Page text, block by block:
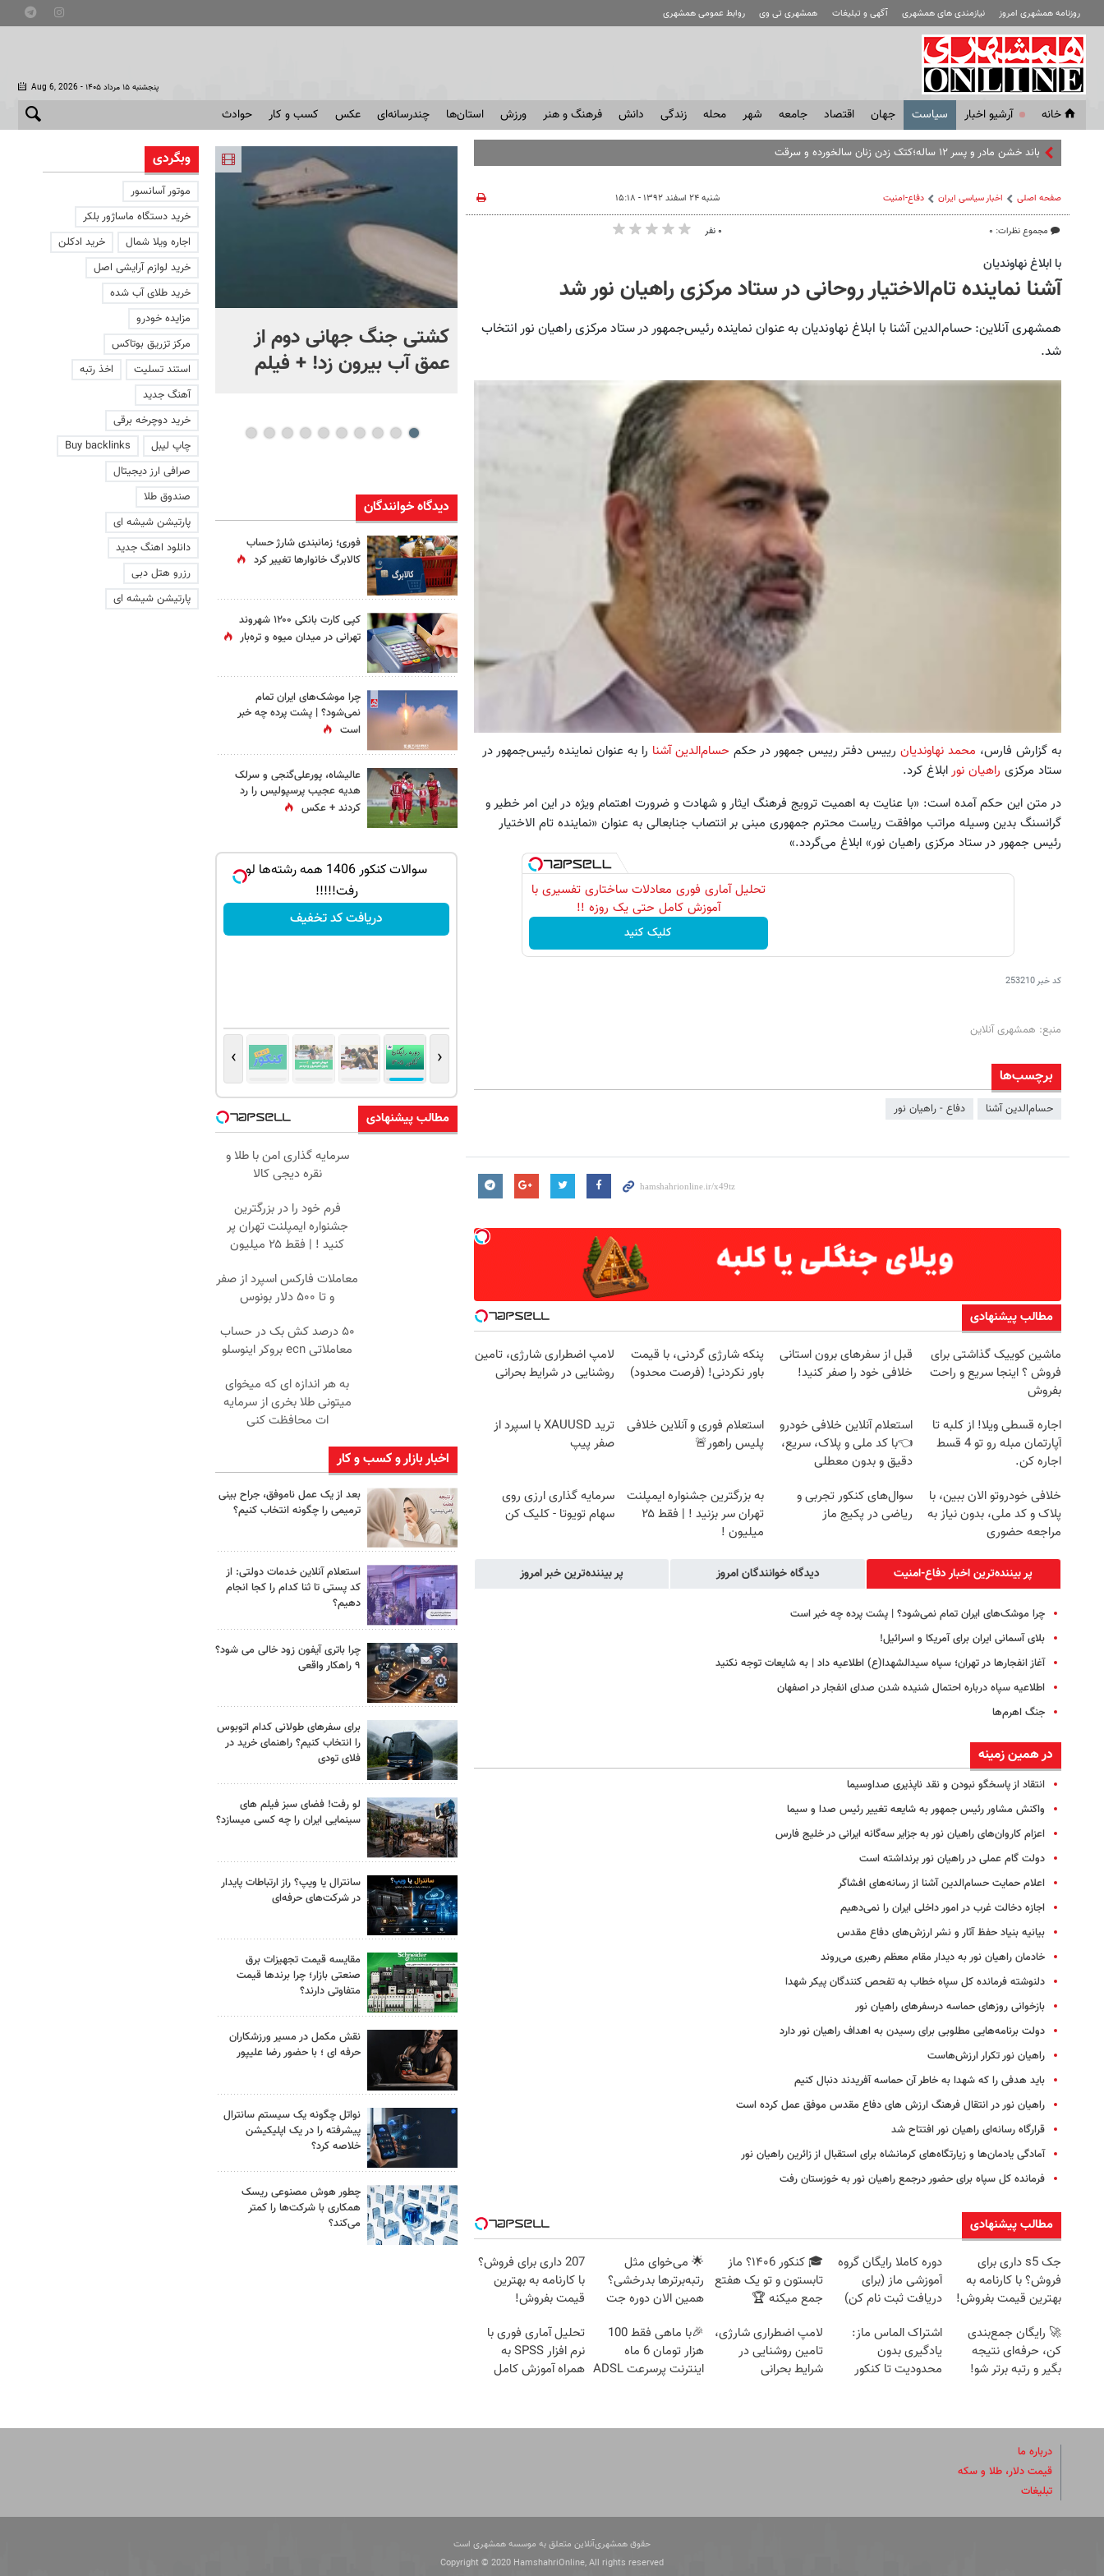
روزنامه همشهری امروز نیازمندی های همشهری آگهی و تبلیغات همشهری تی وی روابط عمومی همشهری
Aug 6, 2026 - پنجشنبه ۱۵ مرداد ۱۴۰۵
خانه آرشیو اخبار سياست جهان اقتصاد جامعه شهر محله زندگی دانش فرهنگ و هنر ورزش استان‌ها چندرسانه‌ای عکس کسب و کار حوادث
باند خشن مادر و پسر ۱۲ ساله؛‌کتک زدن زنان‌ سالخورده و سرقت
صفحه اصلی اخبار سیاسی ایران دفاع-امنیت
مجموع نظرات: ۰
شنبه ۲۴ اسفند ۱۳۹۲ - ۱۵:۱۸
۰ نفر
با ابلاغ نهاوندیان
آشنا نماینده تام‌الاختیار روحانی در ستاد مرکزی راهیان نور شد
همشهری آنلاین: حسام‌الدین آشنا با ابلاغ نهاوندیان به عنوان نماینده رئیس‌جمهور در ستاد مرکزی راهیان نور انتخاب
شد.
به گزارش فارس، محمد نهاوندیان رییس دفتر رییس جمهور در حکم حسام‌الدین آشنا را به عنوان نماینده رئیس‌جمهور در
ستاد مرکزی راهیان نورابلاغ کرد.
در متن این حکم آمده است: «با عنایت به اهمیت ترویج فرهنگ ایثار و شهادت و ضرورت اهتمام ویژه در این امر خطیر و
گرانسنگ بدین وسیله مراتب موافقت ریاست محترم جمهوری مبنی بر انتصاب جنابعالی به عنوان «نماینده تام الاختیار
رئیس جمهور در ستاد مرکزی راهیان نور» ابلاغ می‌گردد.»
تحلیل آماری فوری معادلات ساختاری تفسیری با
آموزش کامل حتی یک روزه !!
کلیک کنید
کد خبر253210
منبع: همشهری آنلاین
برچسب‌ها
حسام‌الدین آشنا دفاع - راهیان نور
مطالب پیشنهادی
ماشین کوییک گذاشتی برای
فروش ؟ اینجا سریع و راحت
بفروش
قبل از سفرهای برون استانی
خلافی خود را صفر کنید!
پنکه شارژی گردنی، با قیمت
باور نکردنی! (فرصت محدود)
لامپ اضطراری شارژی، تامین
روشنایی در شرایط بحرانی
اجاره‌ قسطی ویلا! از کلبه تا
آپارتمان مبله رو تو 4 قسط
اجاره کن.
استعلام آنلاین خلافی خودرو
👈با کد ملی و پلاک، سریع،
دقیق و بدون معطلی
استعلام فوری و آنلاین خلافی
پلیس راهور🚨
ترید XAUUSD با اسپرد از
صفر پیپ
خلافی خودروتو الان ببین، با
پلاک و کد ملی، بدون نیاز به
مراجعه حضوری
سوال‌های کنکور تجربی و
ریاضی در پکیج ماز
به بزرگترین جشنواره ایمپلنت
تهران سر بزنید ! | فقط ۲۵
میلیون !
سرمایه گذاری ارزی روی
سهام تویوتا - کلیک کن
پر بیننده‌ترین اخبار دفاع-امنیت دیدگاه خوانندگان امروز پر بیننده‌ترین خبر امروز
چرا موشک‌های ایران تمام نمی‌شود؟ | پشت پرده چه خبر است
بلای آسمانی ایران برای آمریکا و اسرائیل!
آغاز انفجارها در تهران؛ سپاه سیدالشهدا(ع) اطلاعیه داد | به شایعات توجه نکنید
اطلاعیه سپاه درباره احتمال شنیده شدن صدای انفجار در اصفهان
جنگ اهرم‌ها
در همین زمینه
انتقاد از پاسخگو نبودن و نقد ناپذیری صداوسیما
واکنش مشاور رئیس جمهور به شایعه تغییر رئیس صدا و سیما
اعزام کاروان‌های راهیان نور به جزایر سه‌گانه ایرانی در خلیج فارس
دولت گام عملی در راهیان نور برنداشته است
اعلام حمایت حسام‌الدین آشنا از رسانه‌های افشاگر
اجازه دخالت غرب در امور داخلی ایران را نمی‌دهیم
بیانیه بنیاد حفظ آثار و نشر ارزش‌های دفاع مقدس
خادمان راهیان نور به دیدار مقام معظم رهبری می‌روند
دلنوشته فرمانده کل سپاه خطاب به تفحص کنندگان پیکر شهدا
بازخوانی روزهای حماسه درسفرهای راهیان نور
دولت برنامه‌هایی مطلوبی برای رسیدن به اهداف راهیان نور دارد
راهیان نور تکرار ارزش‌هاست
باید هدفی را که شهدا به خاطر آن حماسه آفریدند دنبال کنیم
راهیان نور در انتقال فرهنگ ارزش های دفاع مقدس موفق عمل کرده است
قرارگاه رسانه‌ای راهیان نور افتتاح شد
آمادگی یادمان‌ها و زیارتگاه‌های کرمانشاه برای استقبال از زائرین راهیان نور
فرمانده کل سپاه برای حضور درجمع راهیان نور به خوزستان رفت
مطالب پیشنهادی
جک s5 داری برای
فروش؟ با کارنامه به
بهترین قیمت بفروش!
دوره کاملا رایگان گروه
آموزشی ماز (برای
دریافت ثبت نام کن)
🎓 کنکور ۱۴۰6؟ ماز
تابستون و تو یک هفتع
جمع میکنه 🏆
🌟 می‌خوای مثل
رتبه‌برترها بدرخشی؟
همین الان دوره جت
207 داری برای فروش؟
با کارنامه به بهترین
قیمت بفروش!
🚀 رایگان جمع‌بندی
کن، حرفه‌ای نتیجه
بگیر و رتبه برتر شو!
اشتراک الماس ماز:
یادگیری بدون
محدودیت تا کنکور
لامپ اضطراری شارژی،
تامین روشنایی در
شرایط بحرانی
🎉با ماهی فقط 100
هزار تومان 6 ماه
اینترنت پرسرعت ADSL
تحلیل آماری فوری با
نرم افزار SPSS به
همراه آموزش کامل
برخورد تاریخی موشک فالکون
کشتی‌ جنگ جهانی دوم از
عمق آب بیرون زد! + فیلم
افشای اطلاعات برای ترور
بارون ترامپ | ماجرای قرار
عاشقانه با یک زن
دیدگاه خوانندگان
فوری؛ زمانبندی‌ شارژ حساب
کالابرگ خانوارها تغییر کرد
کپی کارت بانکی ۱۲۰۰ شهروند
تهرانی در میدان میوه و تره‌بار
چرا موشک‌های ایران تمام
نمی‌شود؟ | پشت پرده چه خبر
است
عالیشاه، پورعلی‌گنجی و سرلک
هدیه عجیب پرسپولیس را رد
کردند + عکس
🚀 می‌خوای مثل رتبه برترا بدرخشی؟
اشتراک الماس ماز: یادگیری بدون محدودیت
دریافت کد تخفیف
فروش خودرو شما فقط با یک درخواست
آنلاین ✔
ثبت درخواست
سوالات کنکور 1406 همه رشته‌ها لو
رفت!!!!!
دریافت کد تخفیف
‹
›
مطالب پیشنهادی
سرمایه گذاری امن با طلا و
نقره دیجی کالا
فرم خود را در بزرگترین
جشنواره ایمپلنت تهران پر
کنید ! | فقط ۲۵ میلیون
معاملات فارکس اسپرد از صفر
و تا ۵۰۰ دلار بونوس
۵۰ درصد کش بک در حساب
معاملاتی ecn بروکر اینوسلو
به هر اندازه ای که میخوای
میتونی طلا بخری از سرمایه
ات محافظت کنی
اخبار بازار و کسب و کار
بعد از یک عمل ناموفق، جراح بینی
ترمیمی را چگونه انتخاب کنیم؟
استعلام آنلاین خدمات دولتی: از
کد پستی تا ثنا کدام را کجا انجام
دهیم؟
چرا باتری آیفون زود خالی می شود؟
۹ راهکار واقعی
برای سفرهای طولانی کدام اتوبوس
را انتخاب کنیم؟ راهنمای خرید در
فلای تودی
لو رفت! فضای سبز فیلم های
سینمایی ایران را چه کسی میسازد؟
سانترال یا ویپ؟ راز ارتباطات پایدار
در شرکت‌های حرفه‌ای
مقایسه قیمت تجهیزات برق
صنعتی بازار؛ چرا برندها قیمت
متفاوتی دارند؟
نقش مکمل در مسیر ورزشکاران
حرفه ای ؛ با حضور رضا علیپور
نواتل چگونه یک سیستم سانترال
پیشرفته را در یک اپلیکیشن
خلاصه کرد؟
چطور هوش مصنوعی ریسک
همکاری با شرکت‌ها را کمتر
می‌کند؟
وبگردی
موتور آسانسور
خرید دستگاه ماساژور بلکر
اجاره ویلا شمال
خرید ادکلن
خرید لوازم آرایشی اصل
خرید طلای آب شده
مزایده خودرو
مرکز تزریق بوتاکس
استند تسلیت
اخذ رتبه
آهنگ جدید
خرید دوچرخه برقی
چاپ لیبل
Buy backlinks
صرافی ارز دیجیتال
صندوق طلا
پارتیشن شیشه ای
دانلود اهنگ جدید
رزرو هتل دبی
پارتیشن شیشه ای
درباره ما
قیمت دلار، طلا و سکه
تبلیغات
حقوق همشهری‌آنلاین متعلق به موسسه همشهری است
Copyright © 2020 HamshahriOnline, All rights reserved